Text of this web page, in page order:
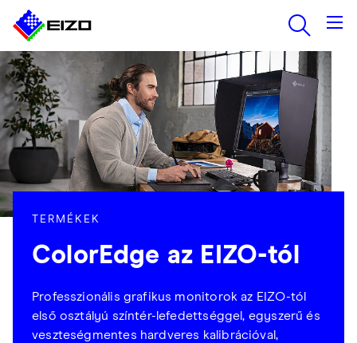
TERMÉKEK
ColorEdge az EIZO-tól
Professzionális grafikus monitorok az EIZO-tól
első osztályú színtér-lefedettséggel, egyszerű és
veszteségmentes hardveres kalibrációval,